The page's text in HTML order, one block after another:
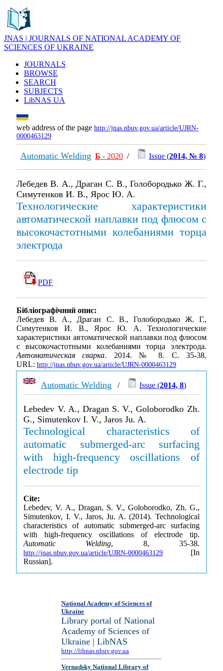
JNAS | JOURNALS OF NATIONAL ACADEMY OF
SCIENCES OF UKRAINE
JOURNALS
BROWSE
SEARCH
SUBJECTS
LibNAS UA
web address of the page http://jnas.nbuv.gov.ua/article/UJRN-
0000463129
Automatic Welding Б - 2020 / Issue (2014, № 8)
Лебедев В. А., Драган С. В., Голобородько Ж. Г.,
Симутенков И. В., Ярос Ю. А.
Технологические характеристики
автоматической наплавки под флюсом с
высокочастотными колебаниями торца
электрода
PDF
Бібліографічний опис:
Лебедев В. А., Драган С. В., Голобородько Ж. Г.,
Симутенков И. В., Ярос Ю. А. Технологические
характеристики автоматической наплавки под флюсом
с высокочастотными колебаниями торца электрода.
Автоматическая сварка. 2014. № 8. С. 35-38.
URL: http://jnas.nbuv.gov.ua/article/UJRN-0000463129
Automatic Welding / Issue (2014, 8)
Lebedev V. A., Dragan S. V., Goloborodko Zh.
G., Simutenkov I. V., Jaros Ju. A.
Technological characteristics of
automatic submerged-arc surfacing
with high-frequency oscillations of
electrode tip
Cite:
Lebedev, V. A., Dragan, S. V., Goloborodko, Zh. G.,
Simutenkov, I. V., Jaros, Ju. A. (2014). Technological
characteristics of automatic submerged-arc surfacing
with high-frequency oscillations of electrode tip.
Automatic Welding, 8, 35-38.
http://jnas.nbuv.gov.ua/article/UJRN-0000463129 [In
Russian].
National Academy of Sciences of
Ukraine
Library portal of National
Academy of Sciences of
Ukraine | LibNAS
http://libnas.nbuv.gov.ua
Vernadsky National Library of